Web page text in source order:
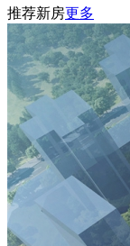
推荐新房更多